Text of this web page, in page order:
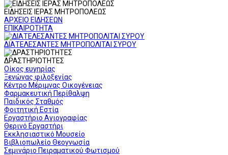
ΕΙΔΗΣΕΙΣ ΙΕΡΑΣ ΜΗΤΡΟΠΟΛΕΩΣ
ΑΡΧΕΙΟ ΕΙΔΗΣΕΩΝ
ΕΠΙΚΑΙΡΟΤΗΤΑ
ΔΙΑΤΕΛΕΣΑΝΤΕΣ ΜΗΤΡΟΠΟΛΙΤΑΙ ΣΥΡΟΥ
ΔΡΑΣΤΗΡΙΟΤΗΤΕΣ
Οίκος ευγηρίας
Ξενώνας φιλοξενίας
Κέντρο Μέριμνας Οικογένειας
Φαρμακευτική Περίθαλψη
Παιδικός Σταθμός
Φοιτητική Εστία
Εργαστήριο Αγιογραφίας
Θερινό Εργαστήρι
Εκκλησιαστικό Μουσείο
Βιβλιοπωλείο Θεογνωσία
Σεμινάριο Πειραματικού Φωτισμού